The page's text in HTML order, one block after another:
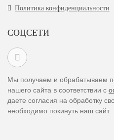
Политика конфиденциальности
СОЦСЕТИ
Мы получаем и обрабатываем
нашего сайта в соответствии с
даете согласия на обработку
необходимо покинуть наш сайт.